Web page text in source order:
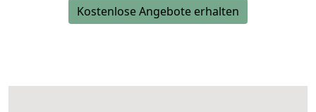
Kostenlose Angebote erhalten